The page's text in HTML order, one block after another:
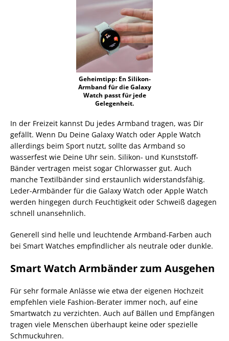
Geheimtipp: En Silikon-
Armband für die Galaxy
Watch passt für jede
Gelegenheit.
In der Freizeit kannst Du jedes Armband tragen, was Dir
gefällt. Wenn Du Deine Galaxy Watch oder Apple Watch
allerdings beim Sport nutzt, sollte das Armband so
wasserfest wie Deine Uhr sein. Silikon- und Kunststoff-
Bänder vertragen meist sogar Chlorwasser gut. Auch
manche Textilbänder sind erstaunlich widerstandsfähig.
Leder-Armbänder für die Galaxy Watch oder Apple Watch
werden hingegen durch Feuchtigkeit oder Schweiß dagegen
schnell unansehnlich.
Generell sind helle und leuchtende Armband-Farben auch
bei Smart Watches empfindlicher als neutrale oder dunkle.
Smart Watch Armbänder zum Ausgehen
Für sehr formale Anlässe wie etwa der eigenen Hochzeit
empfehlen viele Fashion-Berater immer noch, auf eine
Smartwatch zu verzichten. Auch auf Bällen und Empfängen
tragen viele Menschen überhaupt keine oder spezielle
Schmuckuhren.